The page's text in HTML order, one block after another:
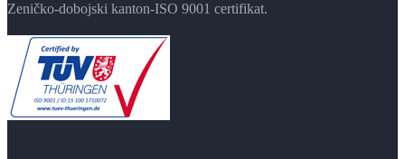
Zeničko-dobojski kanton-ISO 9001 certifikat.